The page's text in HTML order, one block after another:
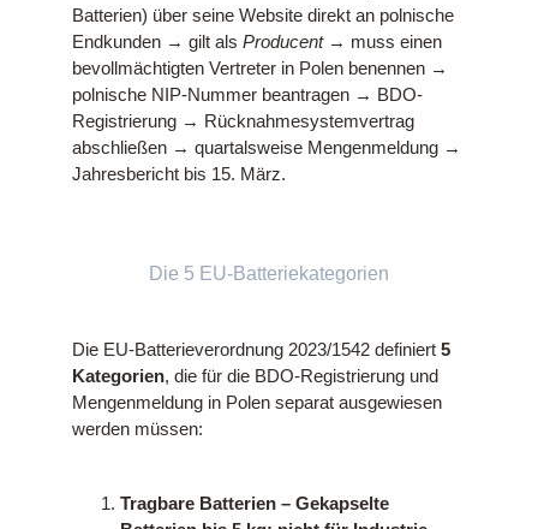
Batterien) über seine Website direkt an polnische
Endkunden → gilt als Producent→ muss einen
bevollmächtigten Vertreter in Polen benennen →
polnische NIP-Nummer beantragen → BDO-
Registrierung → Rücknahmesystemvertrag
abschließen → quartalsweise Mengenmeldung →
Jahresbericht bis 15. März.
Die 5 EU-Batteriekategorien
Die EU-Batterieverordnung 2023/1542 definiert 5
Kategorien, die für die BDO-Registrierung und
Mengenmeldung in Polen separat ausgewiesen
werden müssen:
Tragbare Batterien – Gekapselte